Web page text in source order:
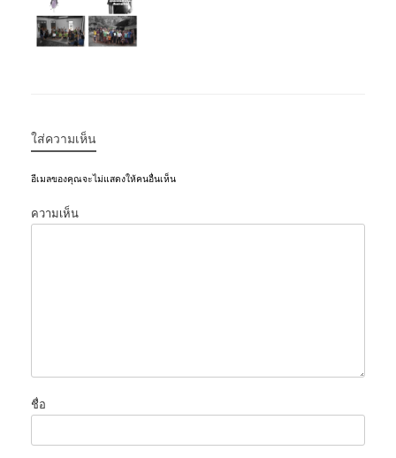
ใส่ความเห็น
อีเมลของคุณจะไม่แสดงให้คนอื่นเห็น
ความเห็น
ชื่อ